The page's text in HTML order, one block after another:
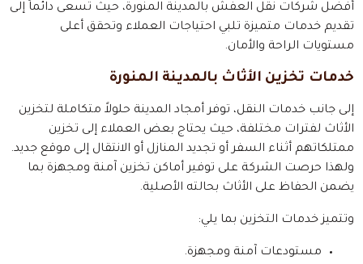
أفضل شركات نقل العفش بالمدينة المنورة، حيث تسعى دائماً إلى
تقديم خدمات متميزة تلبي احتياجات العملاء وتحقق أعلى
مستويات الراحة والأمان.
خدمات تخزين الأثاث بالمدينة المنورة
إلى جانب خدمات النقل، توفر أمجاد المدينة حلولاً متكاملة لتخزين
الأثاث لفترات مختلفة، حيث يحتاج بعض العملاء إلى تخزين
ممتلكاتهم أثناء السفر أو تجديد المنازل أو الانتقال إلى موقع جديد.
ولهذا حرصت الشركة على توفير أماكن تخزين آمنة ومجهزة بما
يضمن الحفاظ على الأثاث بحالته الأصلية.
وتتميز خدمات التخزين بما يلي:
مستودعات آمنة ومجهزة.